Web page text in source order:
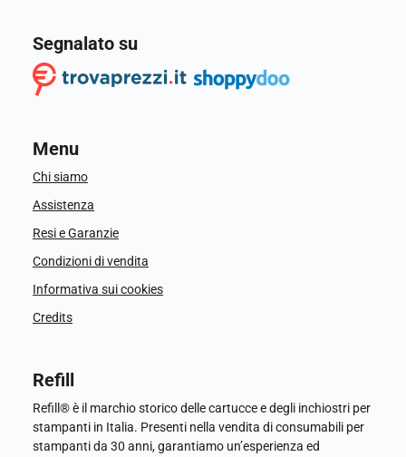
Segnalato su
Menu
Chi siamo
Assistenza
Resi e Garanzie
Condizioni di vendita
Informativa sui cookies
Credits
Refill
Refill® è il marchio storico delle cartucce e degli inchiostri per
stampanti in Italia. Presenti nella vendita di consumabili per
stampanti da 30 anni, garantiamo un’esperienza ed